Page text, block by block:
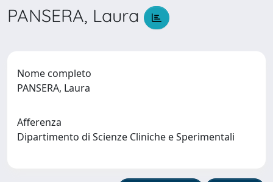
PANSERA, Laura
Nome completo
PANSERA, Laura
Afferenza
Dipartimento di Scienze Cliniche e Sperimentali